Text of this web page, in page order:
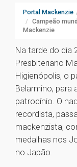
Portal Mackenzie
Campeão
Mackenzie
Na tarde do dia
Presbiteriano
Higienópolis, o
Belarmino, para
patrocínio. O
recordista,
mackenzista,
medalhas nos
no Japão.